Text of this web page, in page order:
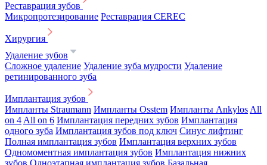
Реставрация зубов
Микропротезирование Реставрация CEREC
Хирургия
Удаление зубов
Сложное удаление Удаление зуба мудрости Удаление
ретинированного зуба
Имплантация зубов
Импланты Straumann Импланты Osstem Импланты Ankylos All
on 4 All on 6 Имплантация передних зубов Имплантация
одного зуба Имплантация зубов под ключ Синус лифтинг
Полная имплантация зубов Имплантация верхних зубов
Одномоментная имплантация зубов Имплантация нижних
зубов Одноэтапная имплантация зубов Базальная